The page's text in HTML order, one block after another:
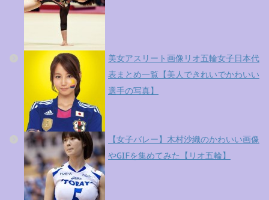
美女アスリート画像リオ五輪女子日本代
表まとめ一覧【美人できれいでかわいい
選手の写真】
【女子バレー】木村沙織のかわいい画像
やGIFを集めてみた【リオ五輪】